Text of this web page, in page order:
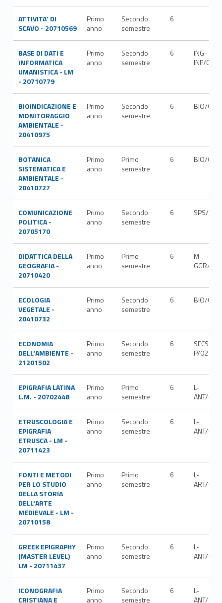
ATTIVITA' DI
SCAVO - 20710569
Primo
anno
Secondo
semestre
6
BASE DI DATI E
INFORMATICA
UMANISTICA - LM
- 20710779
Primo
anno
Secondo
semestre
6
ING-
INF/05
BIOINDICAZIONE E
MONITORAGGIO
AMBIENTALE -
20410975
Primo
anno
Secondo
semestre
6 BIO/02
BOTANICA
SISTEMATICA E
AMBIENTALE -
20410727
Primo
anno
Primo
semestre
6 BIO/02
COMUNICAZIONE
POLITICA -
20705170
Primo
anno
Secondo
semestre
6 SPS/08
DIDATTICA DELLA
GEOGRAFIA -
20710420
Primo
anno
Primo
semestre
6
M-
GGR/01
ECOLOGIA
VEGETALE -
20410732
Primo
anno
Secondo
semestre
6 BIO/03
ECONOMIA
DELL'AMBIENTE -
21201502
Primo
anno
Secondo
semestre
6
SECS-
P/02
EPIGRAFIA LATINA
L.M. - 20702448
Primo
anno
Primo
semestre
6
L-
ANT/03
ETRUSCOLOGIA E
EPIGRAFIA
ETRUSCA - LM -
20711423
Primo
anno
Secondo
semestre
6
L-
ANT/06
FONTI E METODI
PER LO STUDIO
DELLA STORIA
DELL'ARTE
MEDIEVALE - LM -
20710158
Primo
anno
Primo
semestre
6
L-
ART/01
GREEK EPIGRAPHY
(MASTER LEVEL)
LM - 20711437
Primo
anno
Secondo
semestre
6
L-
ANT/02
ICONOGRAFIA
CRISTIANA E
Primo
anno
Secondo
semestre
6
L-
ANT/08